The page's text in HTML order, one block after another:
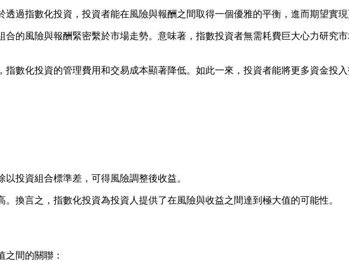
過指數化投資，投資者能在風險與報酬之間取得一個優雅的平衡，進而期望實現
的風險與報酬緊密繫於市場走勢。意味著，指數投資者無需耗費巨大心力研究
數化投資的管理費用和交易成本顯著降低。如此一來，投資者能將更多資金投
投資組合標準差，可得風險調整後收益。
換言之，指數化投資為投資人提供了在風險與收益之間達到極大值的可能性。
間的關聯：